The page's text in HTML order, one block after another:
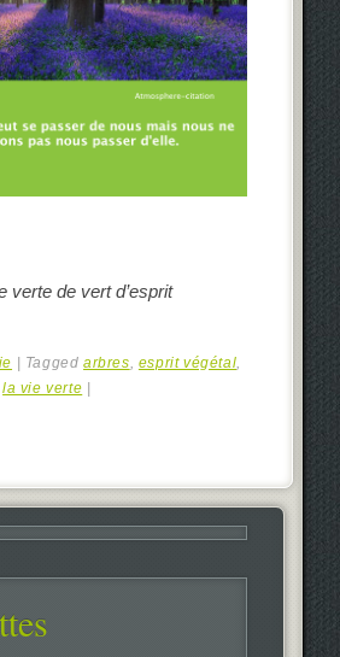
verte de vert d’esprit
Taggedarbres, esprit végétal,
la vie verte